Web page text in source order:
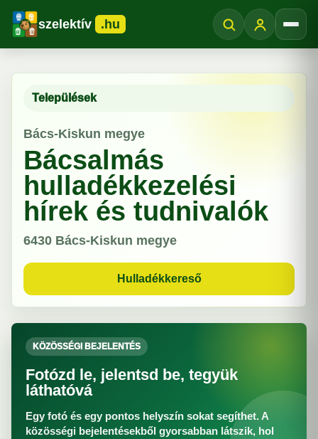
szelektív .hu
Települések
Bács-Kiskun megye
Bácsalmás
hulladékkezelési
hírek és tudnivalók
6430 Bács-Kiskun megye
Hulladékkereső
KÖZÖSSÉGI BEJELENTÉS
Fotózd le, jelentsd be, tegyük
láthatóvá
Egy fotó és egy pontos helyszín sokat segíthet. A
közösségi bejelentésekből gyorsabban látszik, hol